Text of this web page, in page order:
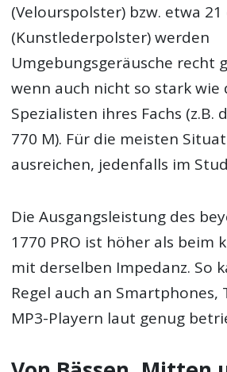
(Velourspolster) bzw. etwa 21
(Kunstlederpolster) werden
Umgebungsgeräusche recht
wenn auch nicht so stark wie
Spezialisten ihres Fachs (z.B.
770 M). Für die meisten
ausreichen, jedenfalls im
Die Ausgangsleistung des
1770 PRO ist höher als beim
mit derselben Impedanz. So
Regel auch an Smartphones,
MP3-Playern laut genug